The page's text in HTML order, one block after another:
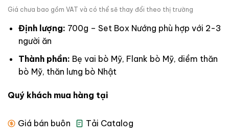
Giá chưa bao gồm VAT và có thể sẽ thay đổi theo thị trường
Định lượng: 700g – Set Box Nướng phù hợp với 2-3
người ăn
Thành phần: Bẹ vai bò Mỹ, Flank bò Mỹ, diềm thăn
bò Mỹ, thăn lưng bò Nhật
Quý khách mua hàng tại
Giá bán buôn Tải Catalog